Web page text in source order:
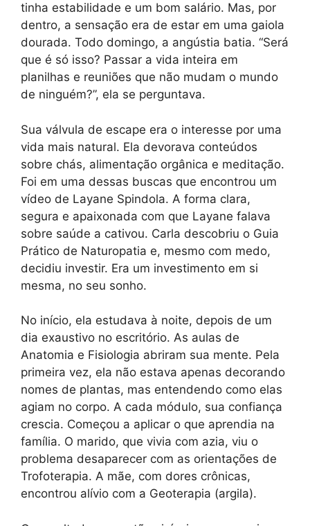
tinha estabilidade e um bom salário. Mas, por
dentro, a sensação era de estar em uma gaiola
dourada. Todo domingo, a angústia batia. “Será
que é só isso? Passar a vida inteira em
planilhas e reuniões que não mudam o mundo
de ninguém?”, ela se perguntava.
Sua válvula de escape era o interesse por uma
vida mais natural. Ela devorava conteúdos
sobre chás, alimentação orgânica e meditação.
Foi em uma dessas buscas que encontrou um
vídeo de Layane Spindola. A forma clara,
segura e apaixonada com que Layane falava
sobre saúde a cativou. Carla descobriu o Guia
Prático de Naturopatia e, mesmo com medo,
decidiu investir. Era um investimento em si
mesma, no seu sonho.
No início, ela estudava à noite, depois de um
dia exaustivo no escritório. As aulas de
Anatomia e Fisiologia abriram sua mente. Pela
primeira vez, ela não estava apenas decorando
nomes de plantas, mas entendendo como elas
agiam no corpo. A cada módulo, sua confiança
crescia. Começou a aplicar o que aprendia na
família. O marido, que vivia com azia, viu o
problema desaparecer com as orientações de
Trofoterapia. A mãe, com dores crônicas,
encontrou alívio com a Geoterapia (argila).